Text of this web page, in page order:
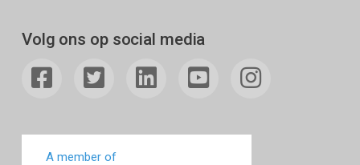
Volg ons op social media
A member of